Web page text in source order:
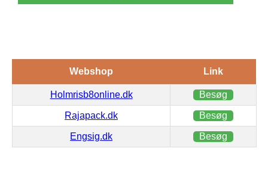
Webshop Link
Holmrisb8online.dk Besøg
Rajapack.dk Besøg
Engsig.dk Besøg